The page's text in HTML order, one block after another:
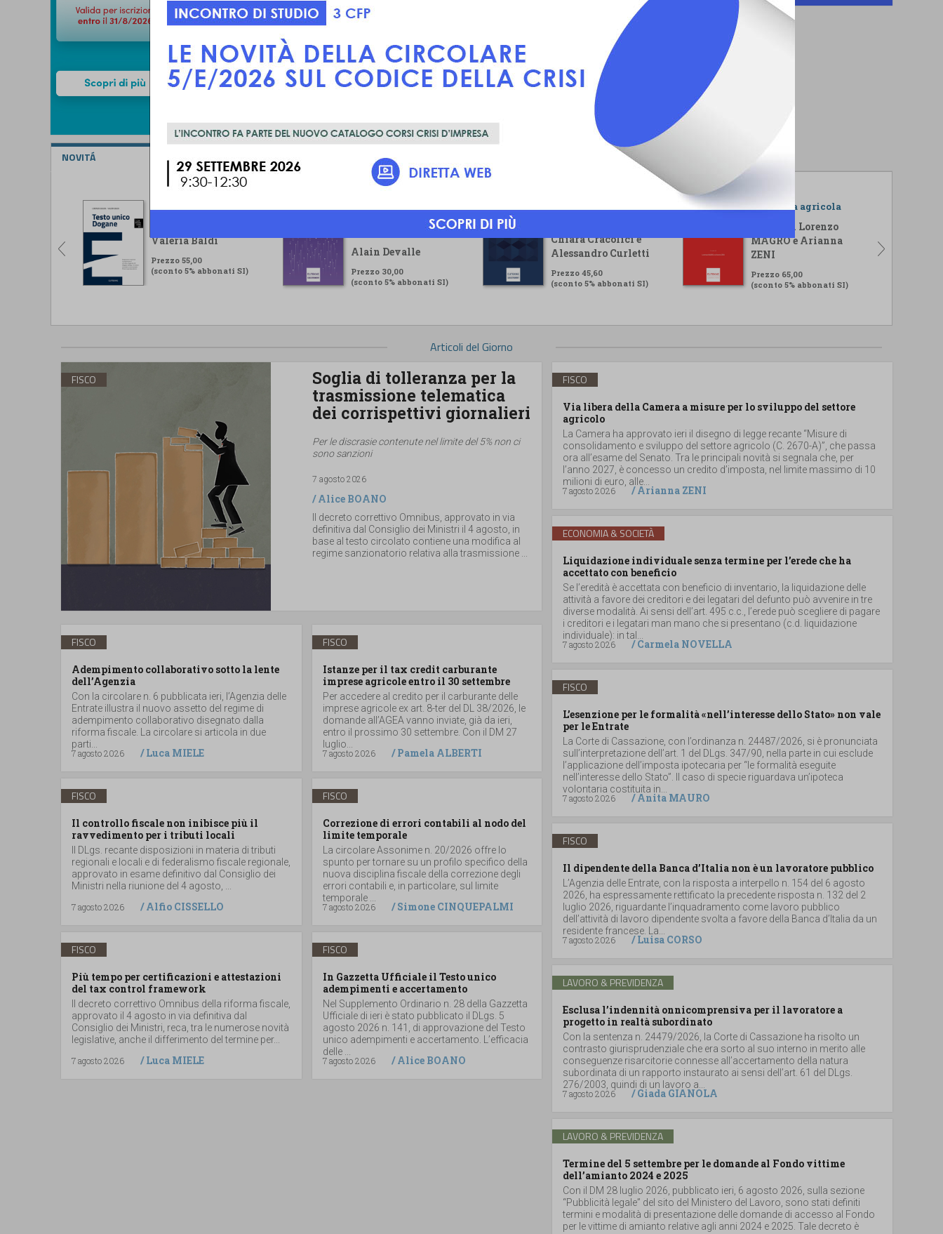
NOVITÁ
Valeria Baldi
Prezzo 55,00
(sconto 5% abbonati SI)
Reporting Standard
Alain Devalle
Prezzo 30,00
(sconto 5% abbonati SI)
Chiara Cracolici e
Alessandro Curletti
Prezzo 45,60
(sconto 5% abbonati SI)
L'impresa agricola
A cura di Lorenzo
MAGRO e Arianna
ZENI
Prezzo 65,00
(sconto 5% abbonati SI)
Articoli del Giorno
FISCO
Soglia di tolleranza per la
trasmissione telematica
dei corrispettivi giornalieri
Per le discrasie contenute nel limite del 5% non ci
sono sanzioni
7 agosto 2026
/Alice BOANO
Il decreto correttivo Omnibus, approvato in via
definitiva dal Consiglio dei Ministri il 4 agosto, in
base al testo circolato contiene una modifica al
regime sanzionatorio relativa alla trasmissione ...
FISCO
Adempimento collaborativo sotto la lente
dell’Agenzia
Con la circolare n. 6 pubblicata ieri, l’Agenzia delle
Entrate illustra il nuovo assetto del regime di
adempimento collaborativo disegnato dalla
riforma fiscale. La circolare si articola in due
parti...
7 agosto 2026
/Luca MIELE
FISCO
Il controllo fiscale non inibisce più il
ravvedimento per i tributi locali
Il DLgs. recante disposizioni in materia di tributi
regionali e locali e di federalismo fiscale regionale,
approvato in esame definitivo dal Consiglio dei
Ministri nella riunione del 4 agosto, ...
7 agosto 2026
/Alfio CISSELLO
FISCO
Più tempo per certificazioni e attestazioni
del tax control framework
Il decreto correttivo Omnibus della riforma fiscale,
approvato il 4 agosto in via definitiva dal
Consiglio dei Ministri, reca, tra le numerose novità
legislative, anche il differimento del termine per...
7 agosto 2026
/Luca MIELE
FISCO
Istanze per il tax credit carburante
imprese agricole entro il 30 settembre
Per accedere al credito per il carburante delle
imprese agricole ex art. 8-ter del DL 38/2026, le
domande all’AGEA vanno inviate, già da ieri,
entro il prossimo 30 settembre. Con il DM 27
luglio...
7 agosto 2026
/Pamela ALBERTI
FISCO
Correzione di errori contabili al nodo del
limite temporale
La circolare Assonime n. 20/2026 offre lo
spunto per tornare su un profilo specifico della
nuova disciplina fiscale della correzione degli
errori contabili e, in particolare, sul limite
temporale ...
7 agosto 2026
/Simone CINQUEPALMI
FISCO
In Gazzetta Ufficiale il Testo unico
adempimenti e accertamento
Nel Supplemento Ordinario n. 28 della Gazzetta
Ufficiale di ieri è stato pubblicato il DLgs. 5
agosto 2026 n. 141, di approvazione del Testo
unico adempimenti e accertamento. L’efficacia
delle ...
7 agosto 2026
/Alice BOANO
FISCO
Via libera della Camera a misure per lo sviluppo del settore
agricolo
La Camera ha approvato ieri il disegno di legge recante “Misure di
consolidamento e sviluppo del settore agricolo (C. 2670-A)”, che passa
ora all’esame del Senato. Tra le principali novità si segnala che, per
l’anno 2027, è concesso un credito d’imposta, nel limite massimo di 10
milioni di euro, alle...
7 agosto 2026
/Arianna ZENI
ECONOMIA & SOCIETÀ
Liquidazione individuale senza termine per l’erede che ha
accettato con beneficio
Se l’eredità è accettata con beneficio di inventario, la liquidazione delle
attività a favore dei creditori e dei legatari del defunto può avvenire in tre
diverse modalità. Ai sensi dell’art. 495 c.c., l’erede può scegliere di pagare
i creditori e i legatari man mano che si presentano (c.d. liquidazione
individuale): in tal...
7 agosto 2026
/Carmela NOVELLA
FISCO
L’esenzione per le formalità «nell’interesse dello Stato» non vale
per le Entrate
La Corte di Cassazione, con l’ordinanza n. 24487/2026, si è pronunciata
sull’interpretazione dell’art. 1 del DLgs. 347/90, nella parte in cui esclude
l’applicazione dell’imposta ipotecaria per “le formalità eseguite
nell’interesse dello Stato”. Il caso di specie riguardava un’ipoteca
volontaria costituita in...
7 agosto 2026
/Anita MAURO
FISCO
Il dipendente della Banca d’Italia non è un lavoratore pubblico
L’Agenzia delle Entrate, con la risposta a interpello n. 154 del 6 agosto
2026, ha espressamente rettificato la precedente risposta n. 132 del 2
luglio 2026, riguardante l’inquadramento come lavoro pubblico
dell’attività di lavoro dipendente svolta a favore della Banca d’Italia da un
residente francese. La...
7 agosto 2026
/Luisa CORSO
LAVORO & PREVIDENZA
Esclusa l’indennità onnicomprensiva per il lavoratore a
progetto in realtà subordinato
Con la sentenza n. 24479/2026, la Corte di Cassazione ha risolto un
contrasto giurisprudenziale che era sorto al suo interno in merito alle
conseguenze risarcitorie connesse all’accertamento della natura
subordinata di un rapporto instaurato ai sensi dell’art. 61 del DLgs.
276/2003, quindi di un lavoro a...
7 agosto 2026
/Giada GIANOLA
LAVORO & PREVIDENZA
Termine del 5 settembre per le domande al Fondo vittime
dell’amianto 2024 e 2025
Con il DM 28 luglio 2026, pubblicato ieri, 6 agosto 2026, sulla sezione
“Pubblicità legale” del sito del Ministero del Lavoro, sono stati definiti
termini e modalità di presentazione delle domande di accesso al Fondo
per le vittime di amianto relative agli anni 2024 e 2025. Tale decreto è